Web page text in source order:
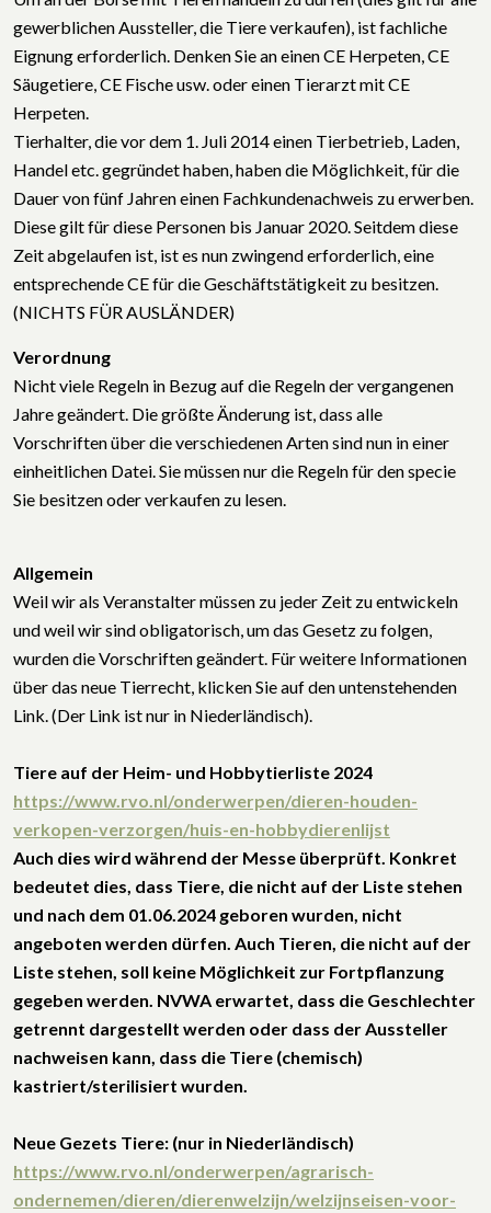
gewerblichen Aussteller, die Tiere verkaufen), ist fachliche
Eignung erforderlich. Denken Sie an einen CE Herpeten, CE
Säugetiere, CE Fische usw. oder einen Tierarzt mit CE
Herpeten.
Tierhalter, die vor dem 1. Juli 2014 einen Tierbetrieb, Laden,
Handel etc. gegründet haben, haben die Möglichkeit, für die
Dauer von fünf Jahren einen Fachkundenachweis zu erwerben.
Diese gilt für diese Personen bis Januar 2020. Seitdem diese
Zeit abgelaufen ist, ist es nun zwingend erforderlich, eine
entsprechende CE für die Geschäftstätigkeit zu besitzen.
(NICHTS FÜR AUSLÄNDER)
Verordnung
Nicht viele Regeln in Bezug auf die Regeln der vergangenen
Jahre geändert. Die größte Änderung ist, dass alle
Vorschriften über die verschiedenen Arten sind nun in einer
einheitlichen Datei. Sie müssen nur die Regeln für den specie
Sie besitzen oder verkaufen zu lesen.
Allgemein
Weil wir als Veranstalter müssen zu jeder Zeit zu entwickeln
und weil wir sind obligatorisch, um das Gesetz zu folgen,
wurden die Vorschriften geändert. Für weitere Informationen
über das neue Tierrecht, klicken Sie auf den untenstehenden
Link. (Der Link ist nur in Niederländisch).
Tiere auf der Heim- und Hobbytierliste 2024
https://www.rvo.nl/onderwerpen/dieren-houden-
verkopen-verzorgen/huis-en-hobbydierenlijst
Auch dies wird während der Messe überprüft. Konkret
bedeutet dies, dass Tiere, die nicht auf der Liste stehen
und nach dem 01.06.2024 geboren wurden, nicht
angeboten werden dürfen. Auch Tieren, die nicht auf der
Liste stehen, soll keine Möglichkeit zur Fortpflanzung
gegeben werden. NVWA erwartet, dass die Geschlechter
getrennt dargestellt werden oder dass der Aussteller
nachweisen kann, dass die Tiere (chemisch)
kastriert/sterilisiert wurden.
Neue Gezets Tiere: (nur in Niederländisch)
https://www.rvo.nl/onderwerpen/agrarisch-
ondernemen/dieren/dierenwelzijn/welzijnseisen-voor-